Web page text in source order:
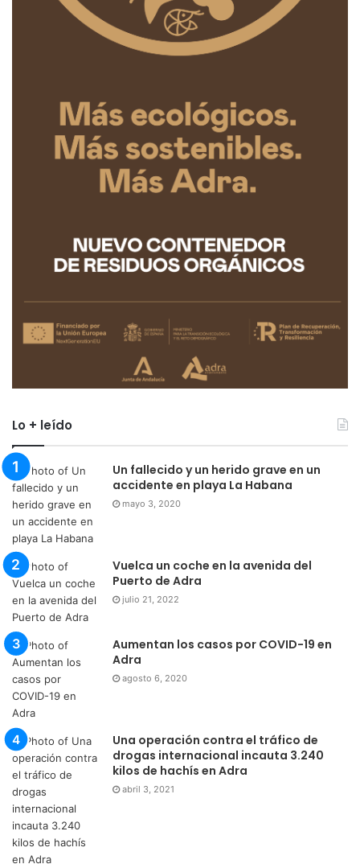
Lo + leído
Un fallecido y un herido grave en un
accidente en playa La Habana
mayo 3, 2020
Vuelca un coche en la avenida del
Puerto de Adra
julio 21, 2022
Aumentan los casos por COVID-19 en
Adra
agosto 6, 2020
Una operación contra el tráfico de
drogas internacional incauta 3.240
kilos de hachís en Adra
abril 3, 2021